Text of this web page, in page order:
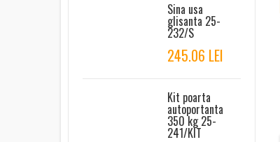
Sina usa
glisanta 25-
232/S
245.06 LEI
Kit poarta
autoportanta
350 kg 25-
241/KIT